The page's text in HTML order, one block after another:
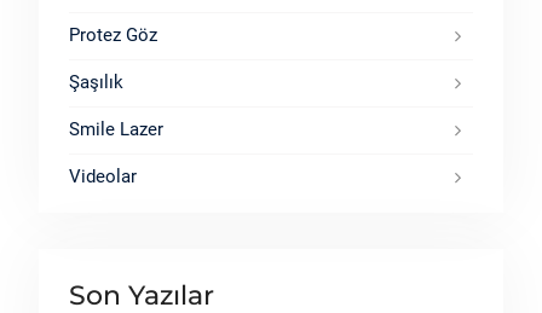
Protez Göz
Şaşılık
Smile Lazer
Videolar
Son Yazılar